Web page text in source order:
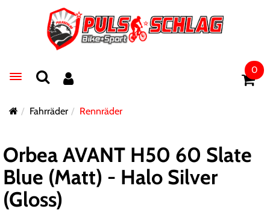
Toggle navigation
0
Fahrräder Rennräder
Orbea AVANT H50 60 Slate
Blue (Matt) - Halo Silver
(Gloss)